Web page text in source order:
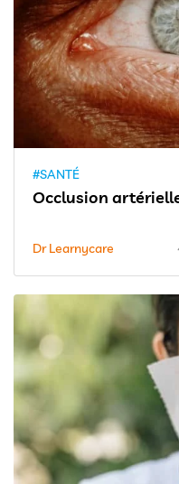
#SANTÉ
Occlusion
Dr Learnycare